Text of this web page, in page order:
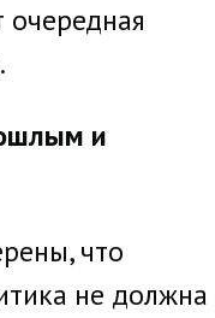
очередная
и
что
не должна